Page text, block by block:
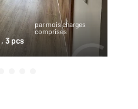
par mois charges
comprises
, 3 pcs